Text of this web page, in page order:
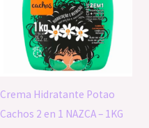
Crema Hidratante Potao
Cachos 2 en 1 NAZCA – 1KG